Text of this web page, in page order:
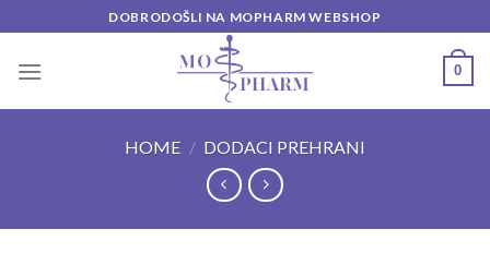
to
content
DOBRODOŠLI NA MOPHARM WEBSHOP
0
HOME / DODACI PREHRANI